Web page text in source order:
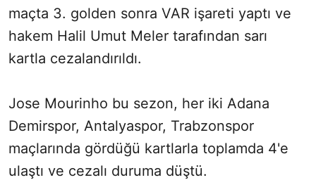
maçta 3. golden sonra VAR işareti yaptı ve
hakem Halil Umut Meler tarafından sarı
kartla cezalandırıldı.
Jose Mourinho bu sezon, her iki Adana
Demirspor, Antalyaspor, Trabzonspor
maçlarında gördüğü kartlarla toplamda 4'e
ulaştı ve cezalı duruma düştü.